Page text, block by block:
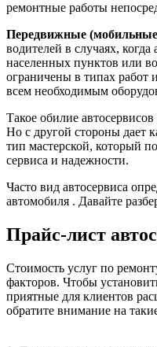
ремонтные работы
Передвижные
водителей в случаях,
населенных пунктов или
ограничены в типах работ
всем необходимым
Такое обилие
Но с другой стороны дает
тип мастерской, который
сервиса и надежности.
Часто вид автосервиса
автомобиля . Давайте
Прайс-лист
Стоимость услуг по
факторов. Чтобы
приятные для клиентов
обратите внимание на